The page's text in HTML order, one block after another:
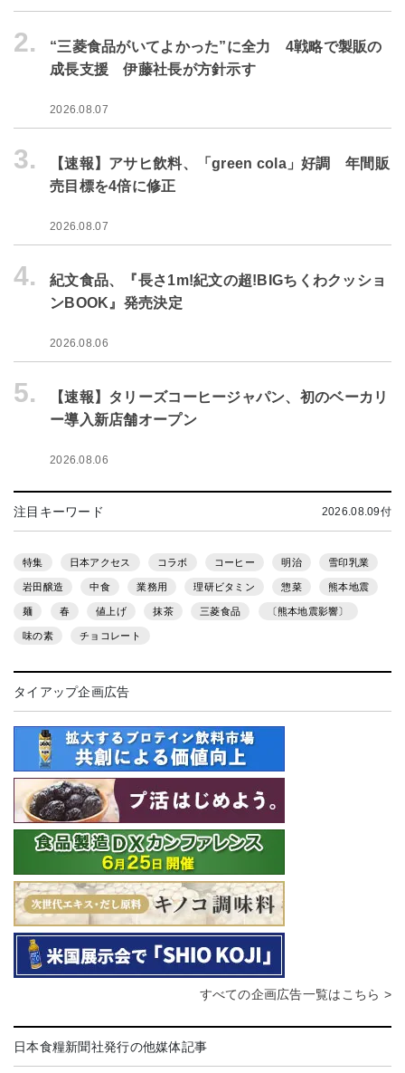
2.
“三菱食品がいてよかった”に全力 4戦略で製販の
成長支援 伊藤社長が方針示す
2026.08.07
3.
【速報】アサヒ飲料、「green cola」好調 年間販
売目標を4倍に修正
2026.08.07
4.
紀文食品、『長さ1m!紀文の超!BIGちくわクッショ
ンBOOK』発売決定
2026.08.06
5.
【速報】タリーズコーヒージャパン、初のベーカリ
ー導入新店舗オープン
2026.08.06
注目キーワード 2026.08.09付
特集 日本アクセス コラボ コーヒー 明治 雪印乳業
岩田醸造 中食 業務用 理研ビタミン 惣菜 熊本地震
麺 春 値上げ 抹茶 三菱食品 〔熊本地震影響〕
味の素 チョコレート
タイアップ企画広告
すべての企画広告一覧はこちら >
日本食糧新聞社発行の他媒体記事